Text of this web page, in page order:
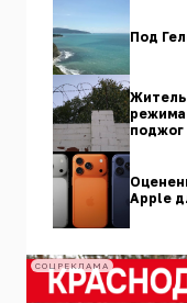
Под
Житель
режима
поджог
Apple
СОЦРЕКЛАМА